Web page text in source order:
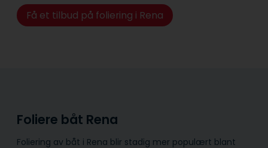
Få et tilbud på foliering i Rena
Foliere båt Rena
Foliering av båt i Rena blir stadig mer populært blant